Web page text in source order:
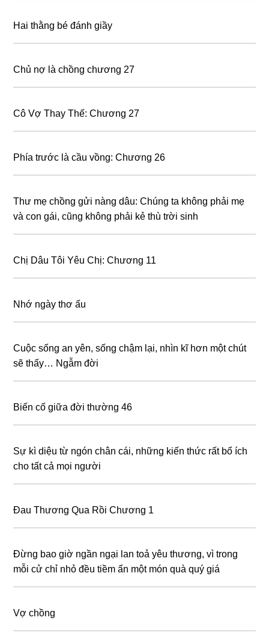
Hai thằng bé đánh giầy
Chủ nợ là chồng chương 27
Cô Vợ Thay Thế: Chương 27
Phía trước là cầu vồng: Chương 26
Thư mẹ chồng gửi nàng dâu: Chúng ta không phải mẹ
và con gái, cũng không phải kẻ thù trời sinh
Chị Dâu Tôi Yêu Chị: Chương 11
Nhớ ngày thơ ấu
Cuộc sống an yên, sống chậm lại, nhìn kĩ hơn một chút
sẽ thấy… Ngẫm đời
Biến cố giữa đời thường 46
Sự kì diệu từ ngón chân cái, những kiến thức rất bổ ích
cho tất cả mọi người
Đau Thương Qua Rồi Chương 1
Đừng bao giờ ngần ngại lan toả yêu thương, vì trong
mỗi cử chỉ nhỏ đều tiềm ẩn một món quà quý giá
Vợ chồng